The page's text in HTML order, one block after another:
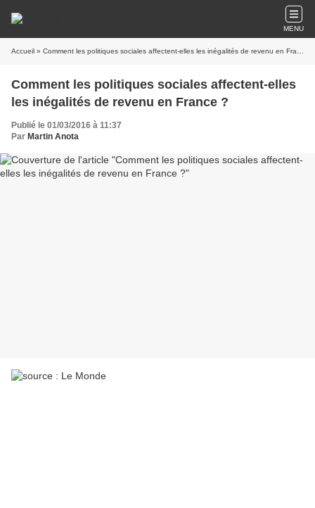
MENU
Accueil » Comment les politiques sociales affectent-elles les inégalités de revenu en France ?
Comment les politiques sociales affectent-elles
les inégalités de revenu en France ?
Publié le 01/03/2016 à 11:37
Par Martin Anota